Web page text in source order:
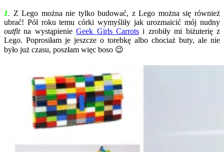
1. Z Lego można nie tylko budować, z Lego można się również
ubrać! Pół roku temu córki wymyśliły jak urozmaicić mój nudny
outfitna wystąpienieGeek Girls Carrots i zrobiły mi biżuterię z
Lego. Poprosiłam je jeszcze o torebkę albo chociaż buty, ale nie
było już czasu, poszłam więc boso 😉